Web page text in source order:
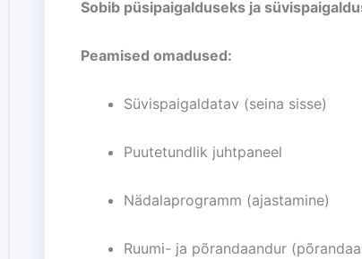
Sobib püsipaigalduseks ja
Peamised omadused:
Süvispaigaldatav (seina sisse)
Puutetundlik juhtpaneel
Nädalaprogramm (ajastamine)
Ruumi- ja põrandaandur